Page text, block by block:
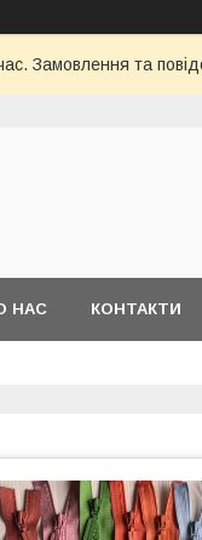
Замовлення та
НАС КОНТАКТИ